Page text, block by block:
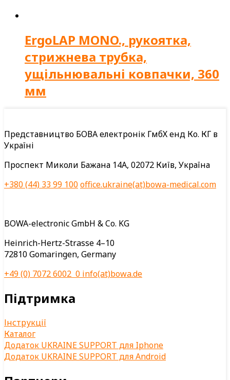
ErgoLAP MONO., рукоятка,
стрижнева трубка,
ущільнювальні ковпачки, 360
мм
Представництво БОВА електронік ГмбХ енд Ко. КГ в
Україні
Проспект Миколи Бажана 14А, 02072 Київ, Україна
+380 (44) 33 99 100office.ukraine(at)bowa-medical.com
BOWA-electronic GmbH & Co. KG
Heinrich-Hertz-Strasse 4–10
72810 Gomaringen, Germany
+49 (0) 7072 6002 0 info(at)bowa.de
Підтримка
Інструкції
Каталог
Додаток UKRAINE SUPPORT для Iphone
Додаток UKRAINE SUPPORT для Android